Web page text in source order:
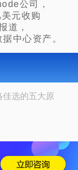
公司，
元收购
道，
中心资产。
佳选的五大原